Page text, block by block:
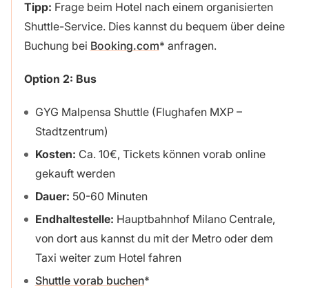
Tipp: Frage beim Hotel nach einem organisierten
Shuttle-Service. Dies kannst du bequem über deine
Buchung bei Booking.com anfragen.
Option 2: Bus
GYG Malpensa Shuttle (Flughafen MXP –
Stadtzentrum)
Kosten: Ca. 10€, Tickets können vorab online
gekauft werden
Dauer: 50-60 Minuten
Endhaltestelle: Hauptbahnhof Milano Centrale,
von dort aus kannst du mit der Metro oder dem
Taxi weiter zum Hotel fahren
Shuttle vorab buchen